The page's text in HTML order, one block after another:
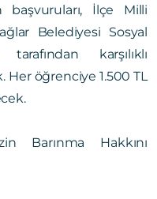
başvuruları, İlçe Milli
Belediyesi Sosyal
karşılıklı
öğrenciye 1.500 TL
Barınma Hakkını